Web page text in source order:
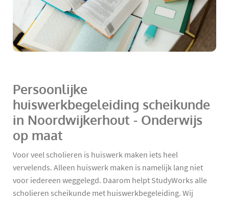
Persoonlijke
huiswerkbegeleiding scheikunde
in Noordwijkerhout - Onderwijs
op maat
Voor veel scholieren is huiswerk maken iets heel
vervelends. Alleen huiswerk maken is namelijk lang niet
voor iedereen weggelegd. Daarom helpt StudyWorks alle
scholieren scheikunde met huiswerkbegeleiding. Wij